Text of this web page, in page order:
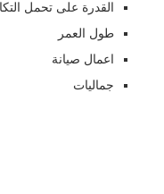
القدرة على تحمل
طول العمر
اعمال صيانة
جماليات